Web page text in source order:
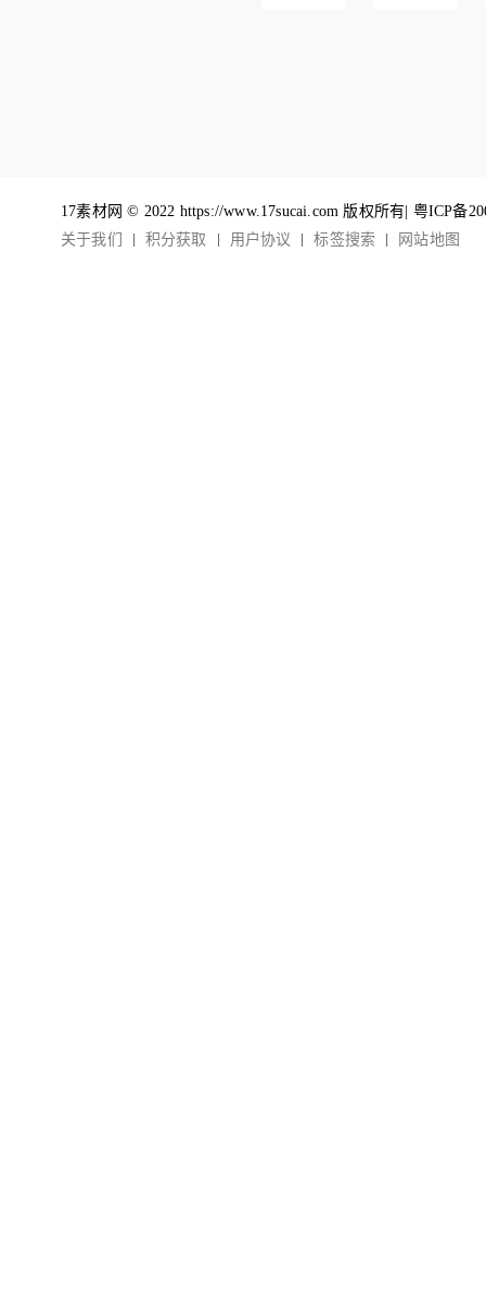
17素材网 © 2022 https://www.17sucai.com 版权所有| 粤ICP备
关于我们
积分获取 用户协议 标签搜索 网站地图